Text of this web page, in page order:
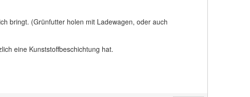
bringt. (Grünfutter holen mit Ladewagen, oder auch
eine Kunststoffbeschichtung hat.